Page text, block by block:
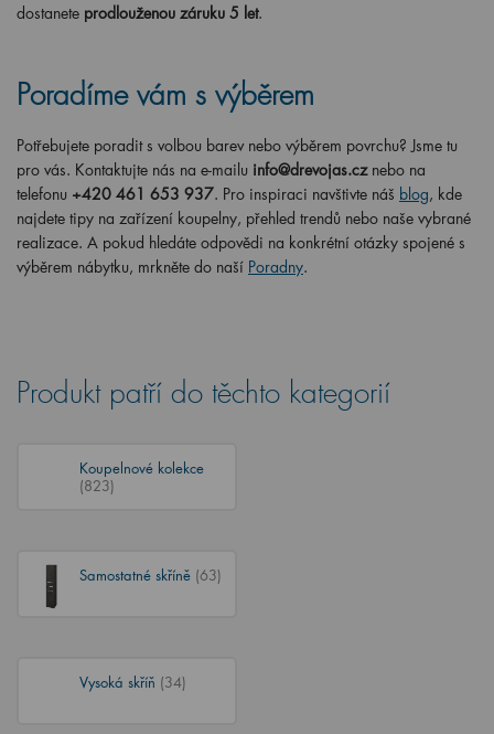
dostanete prodlouženou záruku 5 let.
Poradíme vám s výběrem
Potřebujete poradit s volbou barev nebo výběrem povrchu? Jsme tu
pro vás. Kontaktujte nás na e-mailu info@drevojas.cz nebo na
telefonu +420 461 653 937. Pro inspiraci navštivte náš blog, kde
najdete tipy na zařízení koupelny, přehled trendů nebo naše vybrané
realizace. A pokud hledáte odpovědi na konkrétní otázky spojené s
výběrem nábytku, mrkněte do naší Poradny.
Produkt patří do těchto kategorií
Koupelnové kolekce
(823)
Samostatné skříně (63)
Vysoká skříň (34)